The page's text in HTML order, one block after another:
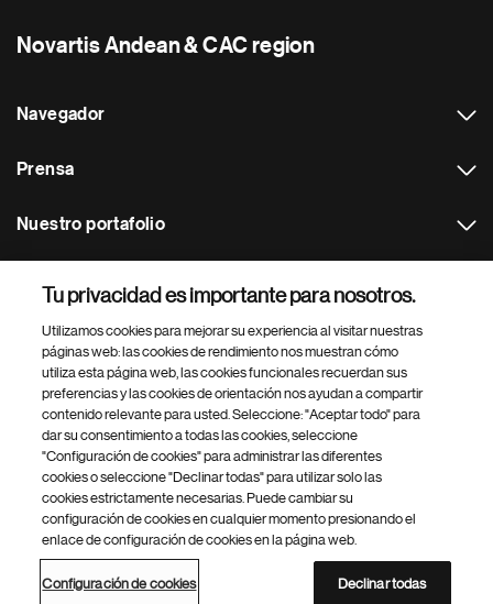
Novartis Andean & CAC region
Navegador
Prensa
Nuestro portafolio
Footer Site Search
inferior
del
© 2026 Novartis AG
Política de privacidad Términos de uso
Accesibilidad
Configuración de cookies
Mapa del sitio
Tu privacidad es importante para nosotros.
Utilizamos cookies para mejorar su experiencia al visitar nuestras
páginas web: las cookies de rendimiento nos muestran cómo
utiliza esta página web, las cookies funcionales recuerdan sus
preferencias y las cookies de orientación nos ayudan a compartir
contenido relevante para usted. Seleccione: "Aceptar todo" para
dar su consentimiento a todas las cookies, seleccione
"Configuración de cookies" para administrar las diferentes
cookies o seleccione "Declinar todas" para utilizar solo las
cookies estrictamente necesarias. Puede cambiar su
configuración de cookies en cualquier momento presionando el
enlace de configuración de cookies en la página web.
Configuración de cookies Declinar todas